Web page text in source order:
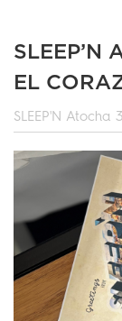
SLEEP’N
EL
SLEEP'N Atocha